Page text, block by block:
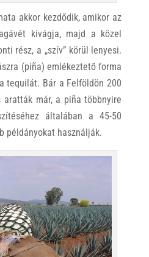
akkor kezdődik, amikor az
kivágja, majd a közel
rész, a „szív” körül lenyesi.
(piña) emlékeztető forma
tequilát. Bár a Felföldön 200
már, a piña többnyire
általában a 45-50
példányokat használják.